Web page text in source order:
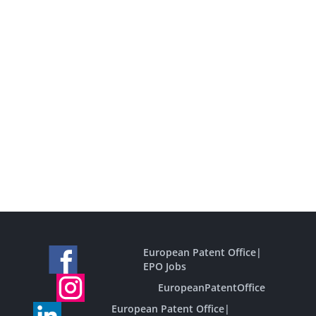
European Patent Office|
EPO Jobs
EuropeanPatentOffice
European Patent Office|